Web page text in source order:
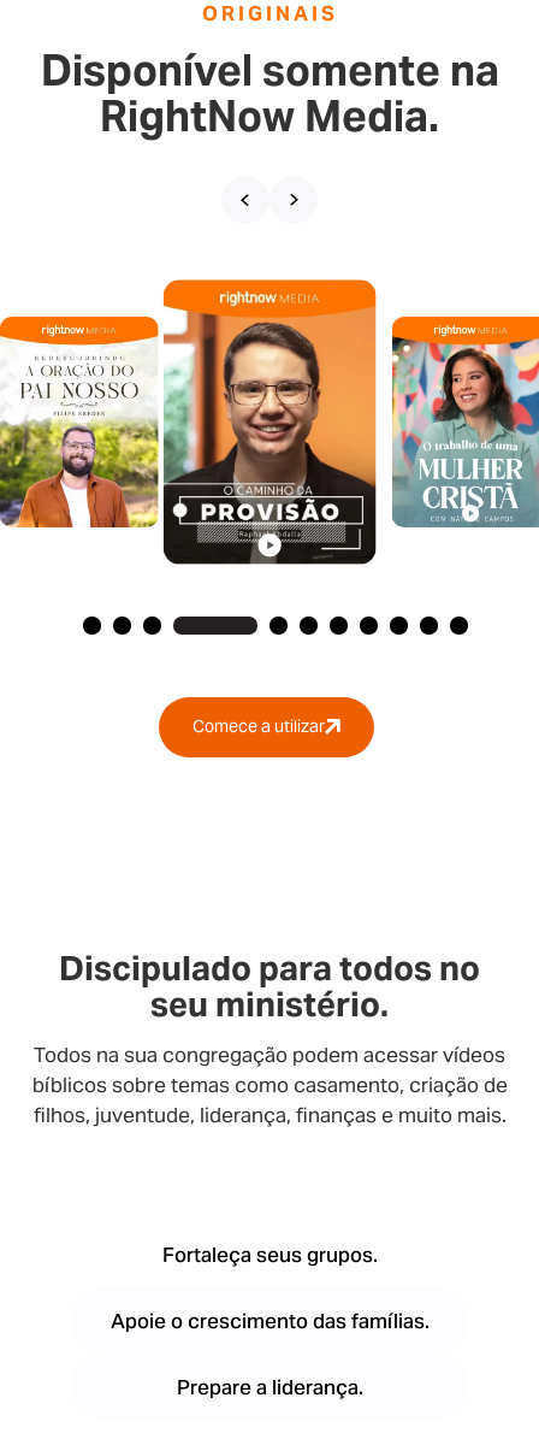
ORIGINAIS
Disponível somente na
RightNow Media.
Comece a utilizar
Discipulado para todos no
seu ministério.
Todos na sua congregação podem acessar vídeos
bíblicos sobre temas como casamento, criação de
filhos, juventude, liderança, finanças e muito mais.
Fortaleça seus grupos.
Apoie o crescimento das famílias.
Prepare a liderança.